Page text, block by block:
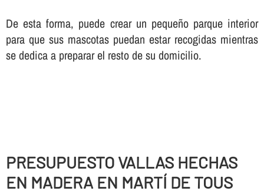
De esta forma, puede crear un pequeño parque interior
para que sus mascotas puedan estar recogidas mientras
se dedica a preparar el resto de su domicilio.
PRESUPUESTO VALLAS HECHAS
EN MADERA EN MARTÍ DE TOUS